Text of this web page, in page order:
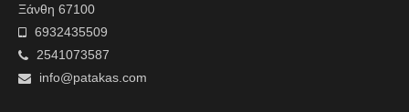
Ξάνθη 67100
6932435509
2541073587
info@patakas.com